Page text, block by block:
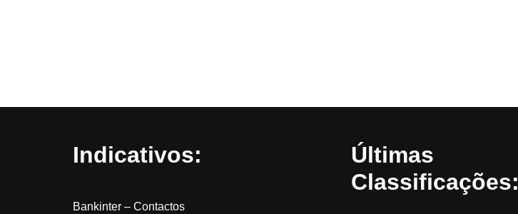
Indicativos:
Bankinter – Contactos
Últimas
Classificações: